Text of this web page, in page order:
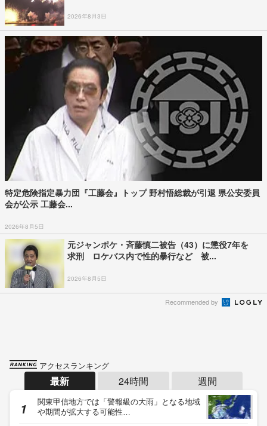
2026年8月3日
特定危険指定暴力団『工藤会』トップ 野村悟総裁が引退 県公安委員
会が公示 工藤会...
2026年8月5日
元ジャンポケ・斉藤慎二被告（43）に懲役7年を
求刑 ロケバス内で性的暴行など 被...
2026年8月5日
Recommended by
アクセスランキング
最新 24時間 週間
関東甲信地方では「警報級の大雨」となる地域
や期間が拡大する可能性…